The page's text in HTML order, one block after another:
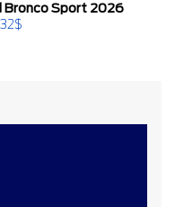
Bronco Sport 2026
$